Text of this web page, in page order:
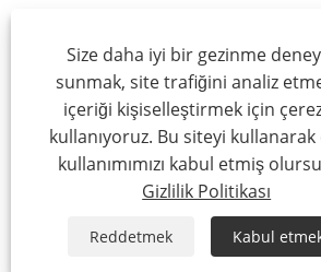
Size daha iyi bir gezinme
sunmak, site trafiğini analiz
içeriği kişiselleştirmek için
kullanıyoruz. Bu siteyi kullanarak
kullanımımızı kabul etmiş
Gizlilik Politikası
Reddetmek Kabul